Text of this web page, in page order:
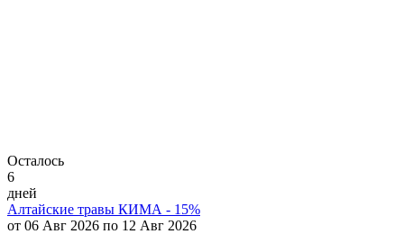
Осталось
6
дней
Алтайские травы КИМА - 15%
от 06 Авг 2026 по 12 Авг 2026